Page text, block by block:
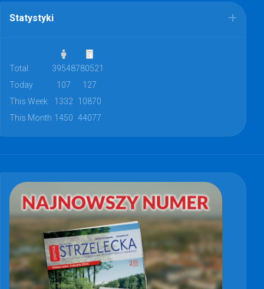
Statystyki
Total 39548780521
Today
107
127
This Week
1332 10870
This Month 1450 44077